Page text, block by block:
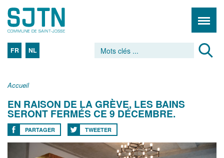
FR NL
Accueil
EN RAISON DE LA GRÈVE, LES BAINS
SERONT FERMÉS CE 9 DÉCEMBRE.
PARTAGER TWEETER